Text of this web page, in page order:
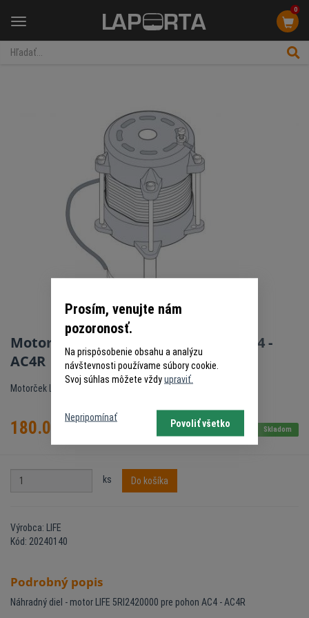
Menu
0
Motor LIFE 5RI2420000 pre pohon AC4 -
AC4R
Motorček LIFE pre pohon AC4 - AC4R
180.00 € Skladom
ks Do košíka
Výrobca: LIFE
Kód: 20240140
Podrobný popis
Náhradný diel - motor LIFE 5RI2420000 pre pohon AC4 - AC4R
Prosím, venujte nám
pozoronosť.
Na prispôsobenie obsahu a analýzu
návštevnosti používame súbory cookie.
Svoj súhlas môžete vždyupraviť.
Nepripomínať
Povoliť všetko